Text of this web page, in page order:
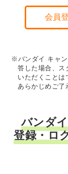
会員
※バンダイ キャ
答した場合、ス
いただくことは
あらかじめご了
バンダ
登録・ロ